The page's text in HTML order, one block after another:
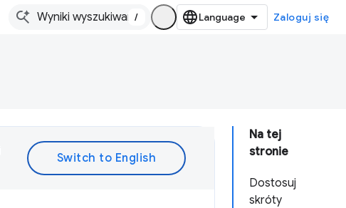
/ Zaloguj się
Na tej
stronie
Dostosuj
skróty